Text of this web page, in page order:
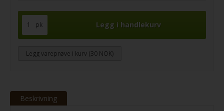
pk
Legg vareprøve i kurv (30 NOK)
Beskrivning